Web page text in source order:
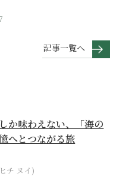
記事一覧へ
か味わえない、「海の
へとつながる旅
チ ヌイ)